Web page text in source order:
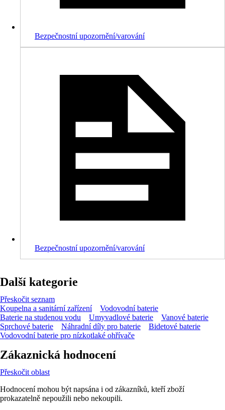
Bezpečnostní upozornění/varování
Bezpečnostní upozornění/varování
Další kategorie
Přeskočit seznam
Koupelna a sanitární zařízení
Vodovodní baterie
Baterie na studenou vodu
Umyvadlové baterie
Vanové baterie
Sprchové baterie
Náhradní díly pro baterie
Bidetové baterie
Vodovodní baterie pro nízkotlaké ohřívače
Zákaznická hodnocení
Přeskočit oblast
Hodnocení mohou být napsána i od zákazníků, kteří zboží
prokazatelně nepoužili nebo nekoupili.